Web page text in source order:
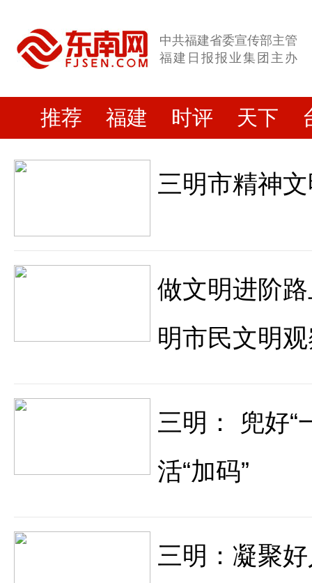
中共福建省委宣传部主管
福建日报报业集团主办
推荐 福建 时评 天下
三明市精神
做文明进阶
明市民文明
三明： 兜好“
活“加码”
三明：凝聚